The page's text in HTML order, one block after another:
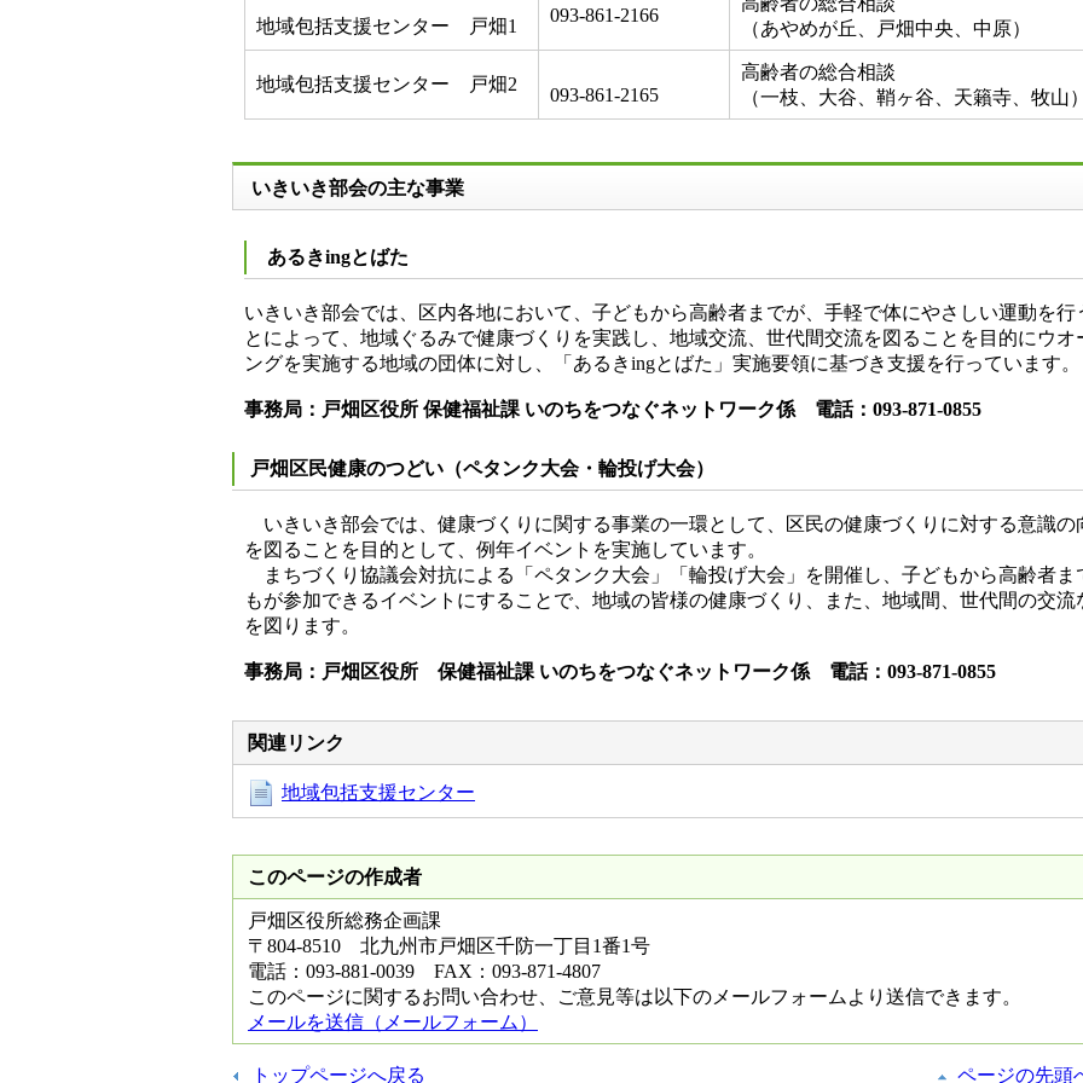
地域包括支援センター 戸畑1
093-861-2166
（あやめが丘、戸畑中央、中原）
地域包括支援センター 戸畑2
093-861-2165
高齢者の総合相談
（一枝、大谷、鞘ヶ谷、天籟寺、牧山）
いきいき部会の主な事業
あるきingとばた
いきいき部会では、区内各地において、子どもから高齢者までが、手軽で体にやさしい運動を行
とによって、地域ぐるみで健康づくりを実践し、地域交流、世代間交流を図ることを目的にウオ
ングを実施する地域の団体に対し、「あるきingとばた」実施要領に基づき支援を行っています。
事務局：戸畑区役所 保健福祉課 いのちをつなぐネットワーク係 電話：093-871-0855
戸畑区民健康のつどい（ペタンク大会・輪投げ大会）
いきいき部会では、健康づくりに関する事業の一環として、区民の健康づくりに対する意識の
を図ることを目的として、例年イベントを実施しています。
まちづくり協議会対抗による「ペタンク大会」「輪投げ大会」を開催し、子どもから高齢者ま
もが参加できるイベントにすることで、地域の皆様の健康づくり、また、地域間、世代間の交流
を図ります。
事務局：戸畑区役所 保健福祉課 いのちをつなぐネットワーク係 電話：093-871-0855
関連リンク
地域包括支援センター
このページの作成者
戸畑区役所総務企画課
〒804-8510 北九州市戸畑区千防一丁目1番1号
電話：093-881-0039 FAX：093-871-4807
このページに関するお問い合わせ、ご意見等は以下のメールフォームより送信できます。
メールを送信（メールフォーム）
トップページへ戻る ページの先頭